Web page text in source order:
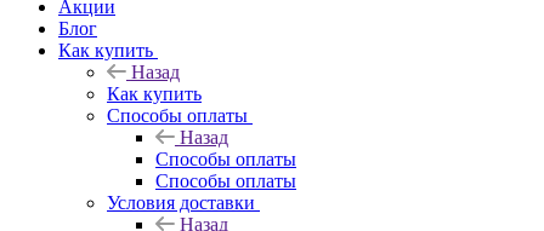
Акции
Блог
Как купить
Назад
Как купить
Способы оплаты
Назад
Способы оплаты
Способы оплаты
Условия доставки
Назад